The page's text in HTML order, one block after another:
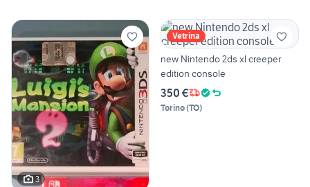
3
Vetrina
new Nintendo 2ds xl creeper
edition console
350 €
Torino(TO)